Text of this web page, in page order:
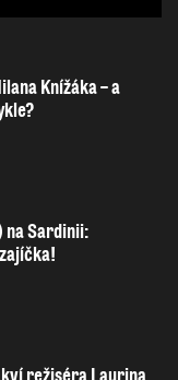
Knížáka – a
na Sardinii: